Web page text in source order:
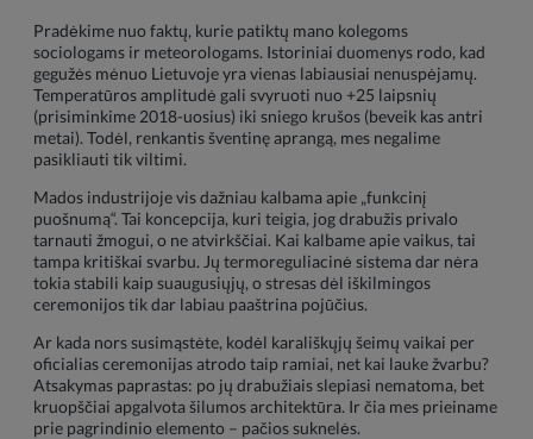
Pradėkime nuo faktų, kurie patiktų mano kolegoms
sociologams ir meteorologams. Istoriniai duomenys rodo, kad
gegužės mėnuo Lietuvoje yra vienas labiausiai nenuspėjamų.
Temperatūros amplitudė gali svyruoti nuo +25 laipsnių
(prisiminkime 2018-uosius) iki sniego krušos (beveik kas antri
metai). Todėl, renkantis šventinę aprangą, mes negalime
pasikliauti tik viltimi.
Mados industrijoje vis dažniau kalbama apie „funkcinį
puošnumą“. Tai koncepcija, kuri teigia, jog drabužis privalo
tarnauti žmogui, o ne atvirkščiai. Kai kalbame apie vaikus, tai
tampa kritiškai svarbu. Jų termoreguliacinė sistema dar nėra
tokia stabili kaip suaugusiųjų, o stresas dėl iškilmingos
ceremonijos tik dar labiau paaštrina pojūčius.
Ar kada nors susimąstėte, kodėl karališkųjų šeimų vaikai per
oficialias ceremonijas atrodo taip ramiai, net kai lauke žvarbu?
Atsakymas paprastas: po jų drabužiais slepiasi nematoma, bet
kruopščiai apgalvota šilumos architektūra. Ir čia mes prieiname
prie pagrindinio elemento – pačios suknelės.